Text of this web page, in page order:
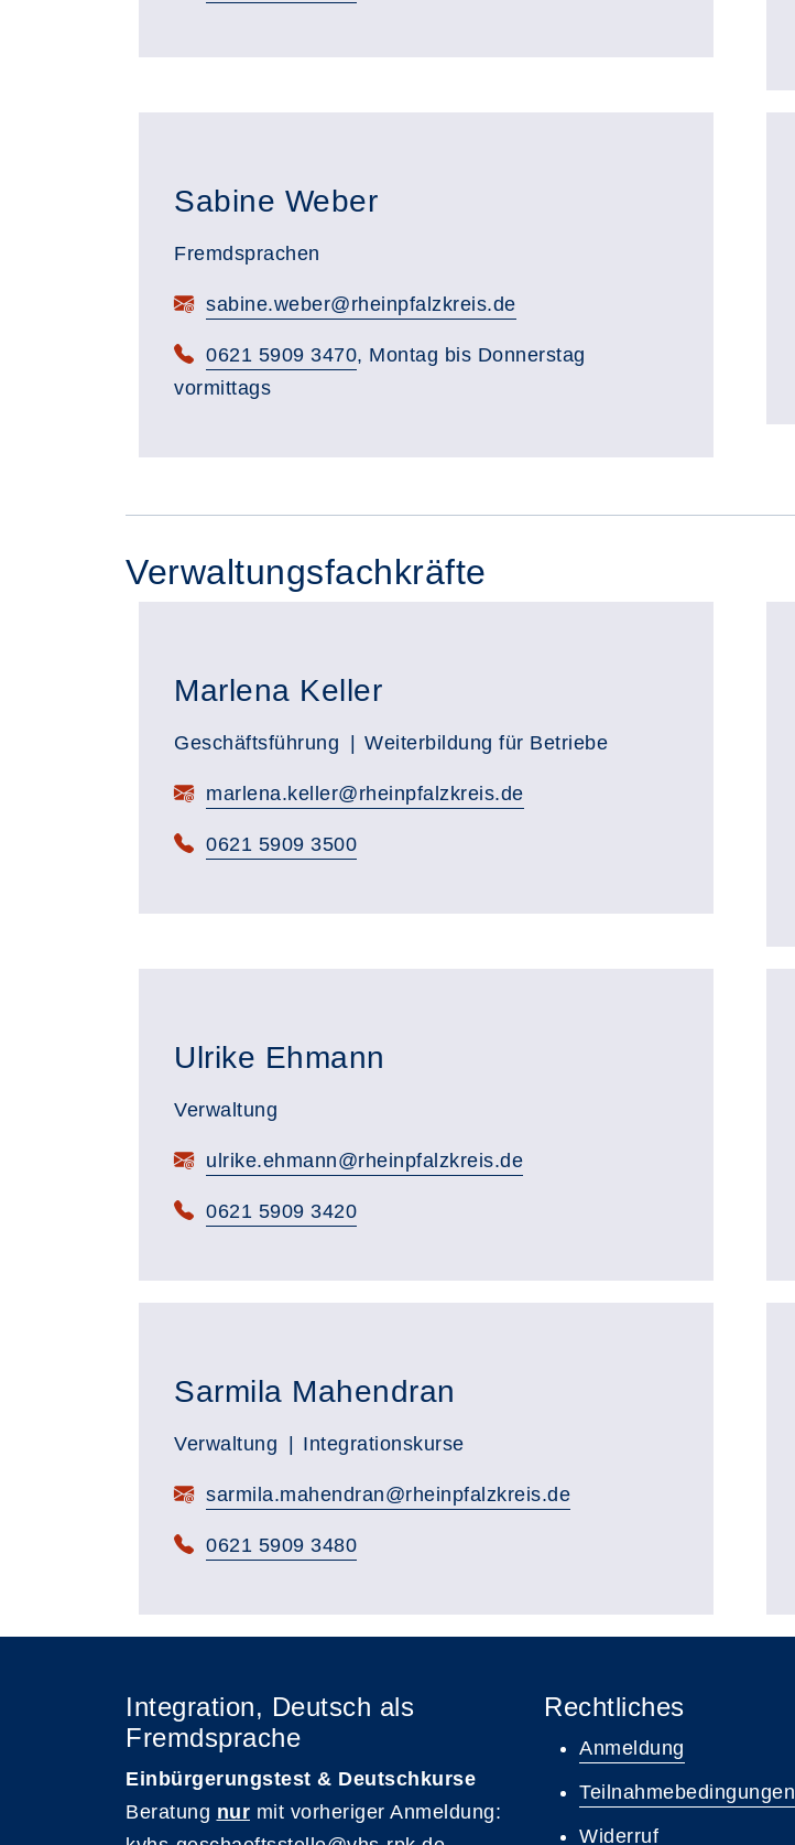
Sabine Weber
Fremdsprachen
sabine.weber@rheinpfalzkreis.de
0621 5909 3470, Montag bis Donnerstag
vormittags
Verwaltungsfachkräfte
Marlena Keller
Geschäftsführung Weiterbildung für Betriebe
marlena.keller@rheinpfalzkreis.de
0621 5909 3500
Ulrike Ehmann
Verwaltung
ulrike.ehmann@rheinpfalzkreis.de
0621 5909 3420
Sarmila Mahendran
Verwaltung Integrationskurse
sarmila.mahendran@rheinpfalzkreis.de
0621 5909 3480
Integration, Deutsch als
Fremdsprache
Einbürgerungstest & Deutschkurse
Beratung nur mit vorheriger Anmeldung:
Rechtliches
Anmeldung
Teilnahmebedingungen
Widerruf